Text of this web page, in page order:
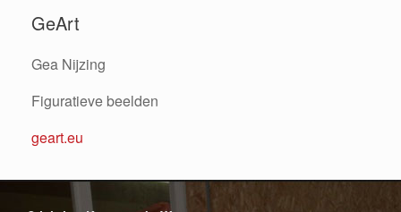
GeArt
Gea Nijzing
Figuratieve beelden
geart.eu